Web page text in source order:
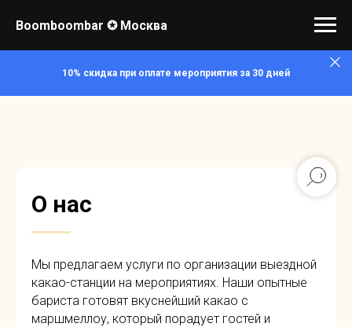
Boomboombar ✪ Москва
10% скидка при оплате мероприятия за 30 дней
О нас
Мы предлагаем услуги по организации выездной
какао-станции на мероприятиях. Наши опытные
бариста готовят вкуснейший какао с
маршмеллоу, который порадует гостей и